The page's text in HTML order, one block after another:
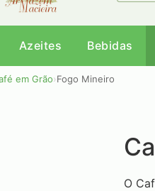
Azeites Bebidas
em Grão›Fogo Mineiro
O